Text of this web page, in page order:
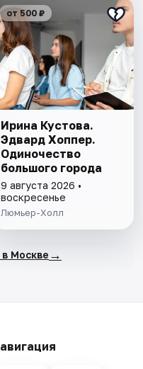
от 500 ₽
Ирина Кустова.
Эдвард Хоппер.
Одиночество
большого города
9 августа 2026 •
воскресенье
Люмьер-Холл
Москве →